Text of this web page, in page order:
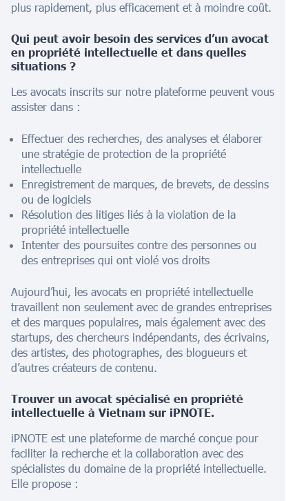
plus rapidement, plus efficacement et à moindre coût.
Qui peut avoir besoin des services d’un avocat
en propriété intellectuelle et dans quelles
situations ?
Les avocats inscrits sur notre plateforme peuvent vous
assister dans :
Effectuer des recherches, des analyses et élaborer
une stratégie de protection de la propriété
intellectuelle
Enregistrement de marques, de brevets, de dessins
ou de logiciels
Résolution des litiges liés à la violation de la
propriété intellectuelle
Intenter des poursuites contre des personnes ou
des entreprises qui ont violé vos droits
Aujourd’hui, les avocats en propriété intellectuelle
travaillent non seulement avec de grandes entreprises
et des marques populaires, mais également avec des
startups, des chercheurs indépendants, des écrivains,
des artistes, des photographes, des blogueurs et
d’autres créateurs de contenu.
Trouver un avocat spécialisé en propriété
intellectuelle à Vietnam sur iPNOTE.
iPNOTE est une plateforme de marché conçue pour
faciliter la recherche et la collaboration avec des
spécialistes du domaine de la propriété intellectuelle.
Elle propose :